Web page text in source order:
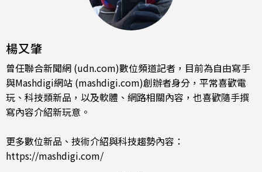
楊又肇
曾任聯合新聞網 (udn.com)數位頻道記者，目前為自由寫手
與Mashdigi網站 (mashdigi.com)創辦者身分，平常喜歡電
玩、科技類新品，以及軟體、網路相關內容，也喜歡隨手撰
寫內容介紹新玩意。
更多數位新品、技術介紹與科技趨勢內容：
https://mashdigi.com/